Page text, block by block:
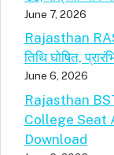
June 7, 2026
Rajasthan
तिथि घोषित,
June 6, 2026
Rajasthan
College Seat
Download